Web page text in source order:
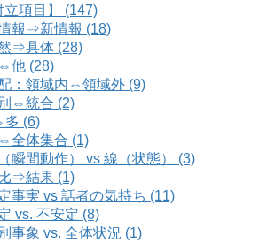
立項目】 (147)
情報⇒新情報 (18)
⇒具体 (28)
他 (28)
：領域内⇔領域外 (9)
⇔統合 (2)
(6)
全体集合 (1)
瞬間動作） vs 線（状態） (3)
⇒結果 (1)
事実 vs 話者の気持ち (11)
vs. 不安定 (8)
事象 vs. 全体状況 (1)